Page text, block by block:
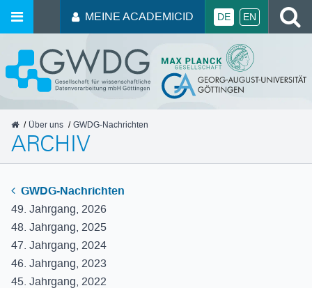
MEINE ACADEMICID DE EN
GWDG
Über uns GWDG-Nachrichten
ARCHIV
GWDG-Nachrichten
49. Jahrgang, 2026
48. Jahrgang, 2025
47. Jahrgang, 2024
46. Jahrgang, 2023
45. Jahrgang, 2022